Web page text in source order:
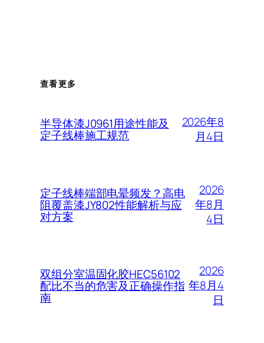
查看更多
半导体漆J0961用途性能及
定子线棒施工规范
2026年8
月4日
定子线棒端部电晕频发？高电
阻覆盖漆JY802性能解析与应
对方案
2026
年8月
4日
双组分室温固化胶HEC56102
配比不当的危害及正确操作指
南
2026
年8月4
日